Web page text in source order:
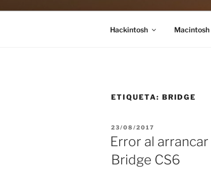
Hackintosh Macintosh
ETIQUETA: BRIDGE
PUBLICADO
EL
23/08/2017
Error al
Bridge CS6